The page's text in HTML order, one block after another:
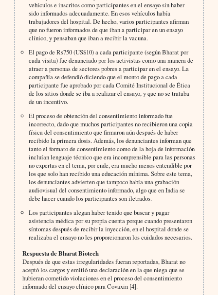
vehículos e inscritos como participantes en el ensayo sin haber
sido informados adecuadamente. En esos vehículos había
trabajadores del hospital. De hecho, varios participantes afirman
que no fueron informados de que iban a participar en un ensayo
clínico, y pensaban que iban a recibir la vacuna.
El pago de Rs750 (US$10) a cada participante (según Bharat por
cada visita) fue denunciado por los activistas como una manera de
atraer a personas de sectores pobres a participar en el ensayo. La
compañía se defendió diciendo que el monto de pago a cada
participante fue aprobado por cada Comité Institucional de Ética
de los sitios donde se iba a realizar el ensayo, y que no se trataba
de un incentivo.
El proceso de obtención del consentimiento informado fue
incorrecto, dado que muchos participantes no recibieron una copia
física del consentimiento que firmaron aún después de haber
recibido la primera dosis. Además, los denunciantes informan que
tanto el formato de consentimiento como de la hoja de información
incluían lenguaje técnico que era incomprensible para las personas
no expertas en el tema, por ende, era mucho menos entendible por
los que solo han recibido una educación mínima. Sobre este tema,
los denunciantes advierten que tampoco había una grabación
audiovisual del consentimiento informado, algo que en India se
debe hacer cuando los participantes son iletrados.
Los participantes alegan haber tenido que buscar y pagar
asistencia médica por su propia cuenta porque cuando presentaron
síntomas después de recibir la inyección, en el hospital donde se
realizaba el ensayo no les proporcionaron los cuidados necesarios.
Respuesta de Bharat Biotech
Después de que estas irregularidades fueran reportadas, Bharat no
aceptó los cargos y emitió una declaración en la que niega que se
hubieran cometido violaciones en el proceso del consentimiento
informado del ensayo clínico para Covaxin [4].